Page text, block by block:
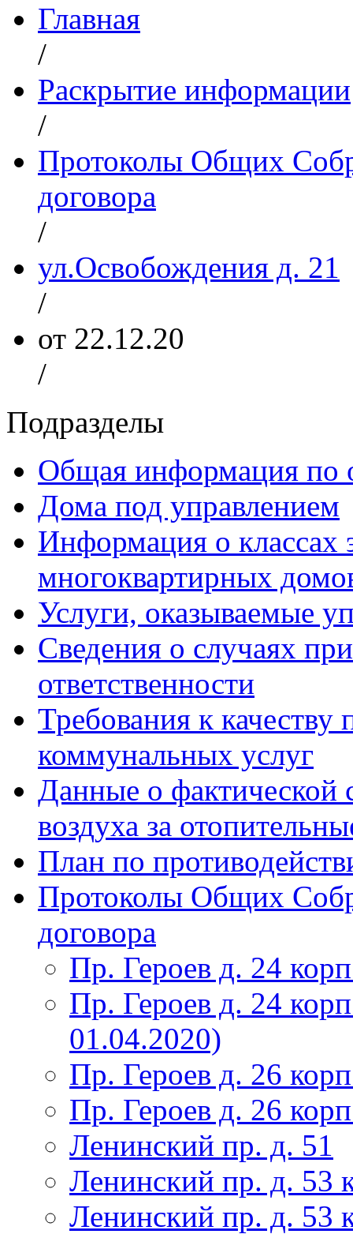
Главная
/
Раскрытие информации
/
Протоколы Общих
договора
/
ул.Освобождения д. 21
/
от 22.12.20
/
Подразделы
Общая информация по
Дома под управлением
Информация о классах
многоквартирных
Услуги, оказываемые
Сведения о случаях
ответственности
Требования к качеству
коммунальных услуг
Данные о фактической
воздуха за
План по
Протоколы Общих
договора
Пр. Героев д. 24
Пр. Героев д. 24
01.04.2020)
Пр. Героев д. 26
Пр. Героев д. 26
Ленинский пр. д. 51
Ленинский пр. д. 53
Ленинский пр. д. 53